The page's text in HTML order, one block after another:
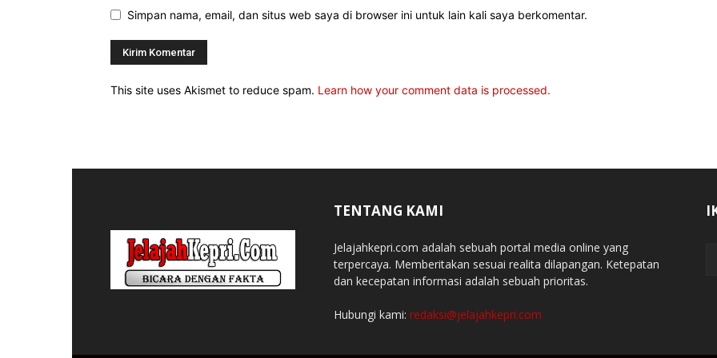
Simpan nama, email, dan situs web saya di browser ini untuk lain kali saya berkomentar.
This site uses Akismet to reduce spam. Learn how your comment data is processed.
TENTANG KAMI
Jelajahkepri.com adalah sebuah portal media online yang
terpercaya. Memberitakan sesuai realita dilapangan. Ketepatan
dan kecepatan informasi adalah sebuah prioritas.
Hubungi kami: redaksi@jelajahkepri.com